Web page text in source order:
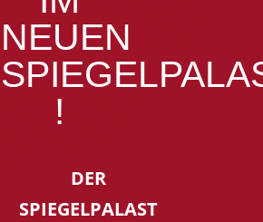
NEUEN
!
DER
SPIEGELPALAST